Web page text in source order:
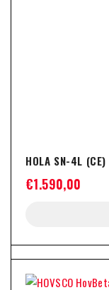
HOLA SN-4L (CE)
€1.590,00